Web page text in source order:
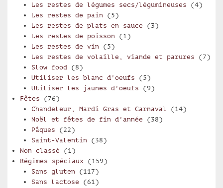
Les restes de légumes secs/légumineuses (4)
Les restes de pain (5)
Les restes de plats en sauce (3)
Les restes de poisson (1)
Les restes de vin (5)
Les restes de volaille, viande et parures (7)
Slow food (8)
Utiliser les blanc d'oeufs (5)
Utiliser les jaunes d'oeufs (9)
Fêtes (76)
Chandeleur, Mardi Gras et Carnaval (14)
Noël et fêtes de fin d'année (38)
Pâques (22)
Saint-Valentin (38)
Non classé (1)
Régimes spéciaux (159)
Sans gluten (117)
Sans lactose (61)